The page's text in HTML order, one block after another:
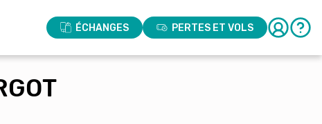
ÉCHANGES PERTES ET VOLS